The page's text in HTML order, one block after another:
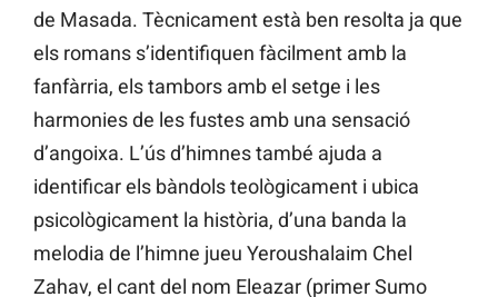
de Masada. Tècnicament està ben resolta ja que
els romans s’identifiquen fàcilment amb la
fanfàrria, els tambors amb el setge i les
harmonies de les fustes amb una sensació
d’angoixa. L’ús d’himnes també ajuda a
identificar els bàndols teològicament i ubica
psicològicament la història, d’una banda la
melodia de l’himne jueu Yeroushalaim Chel
Zahav, el cant del nom Eleazar (primer Sumo